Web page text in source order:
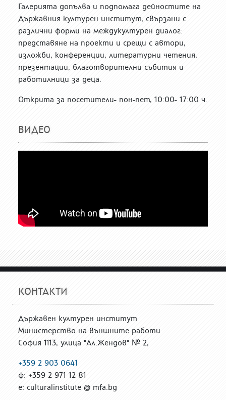
Галерията допълва и подпомага дейностите на
Държавния културен институт, свързани с
различни форми на междукултурен диалог:
представяне на проекти и срещи с автори,
изложби, конференции, литературни четения,
презентации, благотворителни събития и
работилници за деца.
Открита за посетители- пон-пет, 10:00- 17:00 ч.
ВИДЕО
КОНТАКТИ
Държавен културен институт
Министерство на външните работи
София 1113, улица "Ал.Жендов" № 2,
+359 2 903 0641
ф: +359 2 971 12 81
е: culturalinstitute @ mfa.bg